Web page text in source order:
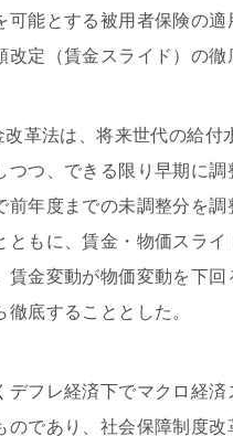
可能とする被用者保険の
改定（賃金スライド）の
革法は、将来世代の給
つつ、できる限り早期に
前年度までの未調整分を
ともに、賃金・物価スラ
賃金変動が物価変動を下
徹底することとした。
デフレ経済下でマクロ経
のであり、社会保障制度